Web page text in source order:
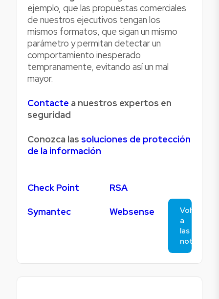
ejemplo, que las propuestas comerciales
de nuestros ejecutivos tengan los
mismos formatos, que sigan un mismo
parámetro y permitan detectar un
comportamiento inesperado
tempranamente, evitando así un mal
mayor.
Contacte a nuestros expertos en
seguridad
Conozca las soluciones de protección
de la información
Check Point
Symantec
RSA
Websense
Volver
a
las
noticias